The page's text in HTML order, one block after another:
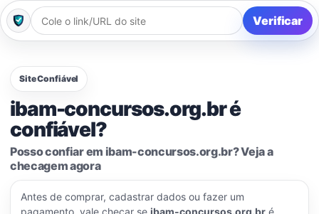
Verificar
Site Confiável
ibam-concursos.org.br é
confiável?
Posso confiar em ibam-concursos.org.br? Veja a
checagem agora
Antes de comprar, cadastrar dados ou fazer um
pagamento, vale checar se ibam-concursos.org.br é